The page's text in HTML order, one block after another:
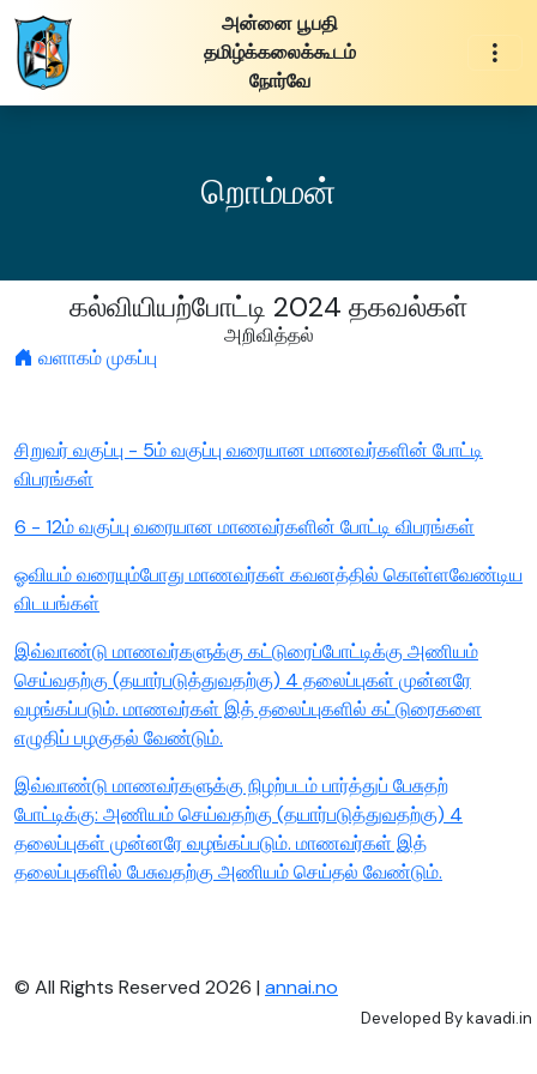
அன்னை பூபதி
தமிழ்க்கலைக்கூடம்
நோர்வே
றொம்மன்
கல்வியியற்போட்டி 2024 தகவல்கள்
அறிவித்தல்
வளாகம் முகப்பு
சிறுவர் வகுப்பு - 5ம் வகுப்பு வரையான மாணவர்களின் போட்டி
விபரங்கள்
6 - 12ம் வகுப்பு வரையான மாணவர்களின் போட்டி விபரங்கள்
ஓவியம் வரையும்போது மாணவர்கள் கவனத்தில் கொள்ளவேண்டிய
விடயங்கள்
இவ்வாண்டு மாணவர்களுக்கு கட்டுரைப்போட்டிக்கு அணியம்
செய்வதற்கு (தயார்படுத்துவதற்கு) 4 தலைப்புகள் முன்னரே
வழங்கப்படும். மாணவர்கள் இத் தலைப்புகளில் கட்டுரைகளை
எழுதிப் பழகுதல் வேண்டும்.
இவ்வாண்டு மாணவர்களுக்கு நிழற்படம் பார்த்துப் பேசுதற்
போட்டிக்கு: அணியம் செய்வதற்கு (தயார்படுத்துவதற்கு) 4
தலைப்புகள் முன்னரே வழங்கப்படும். மாணவர்கள் இத்
தலைப்புகளில் பேசுவதற்கு அணியம் செய்தல் வேண்டும்.
© All Rights Reserved 2026 | annai.no
Developed Bykavadi.in